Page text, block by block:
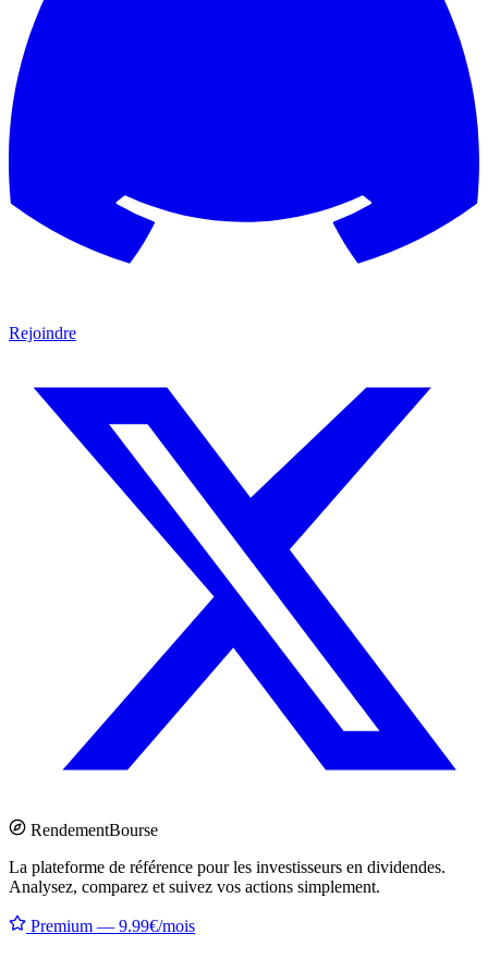
Rejoindre
RendementBourse
La plateforme de référence pour les investisseurs en dividendes.
Analysez, comparez et suivez vos actions simplement.
Premium — 9.99€/mois